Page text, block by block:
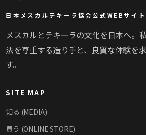
日本メスカルテキーラ協会公式WEBサイト
メスカルとテキーラの文化を日本へ。
法を尊重する造り手と、良質な体験を
す。
SITE MAP
知る (MEDIA)
買う (ONLINE STORE)